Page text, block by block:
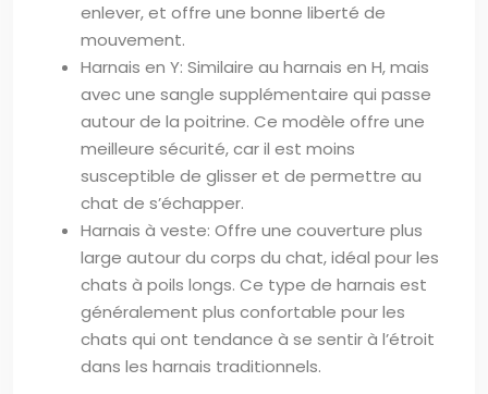
enlever, et offre une bonne liberté de
mouvement.
Harnais en Y: Similaire au harnais en H, mais
avec une sangle supplémentaire qui passe
autour de la poitrine. Ce modèle offre une
meilleure sécurité, car il est moins
susceptible de glisser et de permettre au
chat de s’échapper.
Harnais à veste: Offre une couverture plus
large autour du corps du chat, idéal pour les
chats à poils longs. Ce type de harnais est
généralement plus confortable pour les
chats qui ont tendance à se sentir à l’étroit
dans les harnais traditionnels.